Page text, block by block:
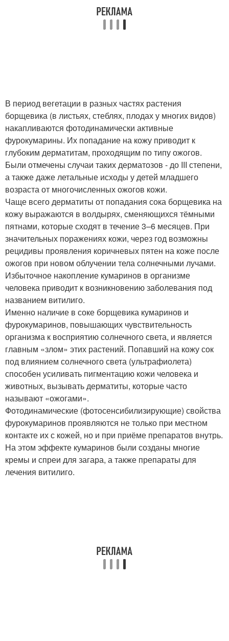
В период вегетации в разных частях растения
борщевика (в листьях, стеблях, плодах у многих видов)
накапливаются фотодинамически активные
фурокумарины. Их попадание на кожу приводит к
глубоким дерматитам, проходящим по типу ожогов.
Были отмечены случаи таких дерматозов - до III степени,
а также даже летальные исходы у детей младшего
возраста от многочисленных ожогов кожи.
Чаще всего дерматиты от попадания сока борщевика на
кожу выражаются в волдырях, сменяющихся тёмными
пятнами, которые сходят в течение 3–6 месяцев. При
значительных поражениях кожи, через год возможны
рецидивы проявления коричневых пятен на коже после
ожогов при новом облучении тела солнечными лучами.
Избыточное накопление кумаринов в организме
человека приводит к возникновению заболевания под
названием витилиго.
Именно наличие в соке борщевика кумаринов и
фурокумаринов, повышающих чувствительность
организма к восприятию солнечного света, и является
главным «злом» этих растений. Попавший на кожу сок
под влиянием солнечного света (ультрафиолета)
способен усиливать пигментацию кожи человека и
животных, вызывать дерматиты, которые часто
называют «ожогами».
Фотодинамические (фотосенсибилизирующие) свойства
фурокумаринов проявляются не только при местном
контакте их с кожей, но и при приёме препаратов внутрь.
На этом эффекте кумаринов были созданы многие
кремы и спреи для загара, а также препараты для
лечения витилиго.